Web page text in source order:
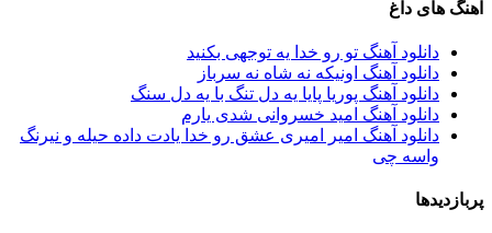
آهنگ های داغ
دانلود آهنگ تو رو خدا یه توجهی بکنید
دانلود آهنگ اونیکه نه شاه نه سرباز
دانلود آهنگ پوریا پایا یه دل تنگ با یه دل سنگ
دانلود آهنگ امید خسروانی شدی یارم
دانلود آهنگ امیر امیری عشق رو خدا یادت داده حیله و نیرنگ
واسه چی
پربازدیدها